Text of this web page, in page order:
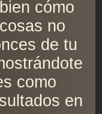
cómo
no
de tu
como
en